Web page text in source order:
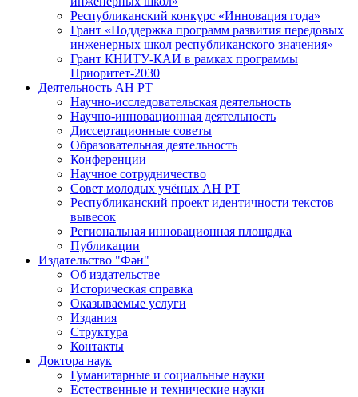
Республиканский конкурс «Инновация года»
Грант «Поддержка программ развития передовых
инженерных школ республиканского значения»
Грант КНИТУ-КАИ в рамках программы
Приоритет-2030
Деятельность АН РТ
Научно-исследовательская деятельность
Научно-инновационная деятельность
Диссертационные советы
Образовательная деятельность
Конференции
Научное сотрудничество
Совет молодых учёных АН РТ
Республиканский проект идентичности текстов
вывесок
Региональная инновационная площадка
Публикации
Издательство "Фән"
Об издательстве
Историческая справка
Оказываемые услуги
Издания
Структура
Контакты
Доктора наук
Гуманитарные и социальные науки
Естественные и технические науки